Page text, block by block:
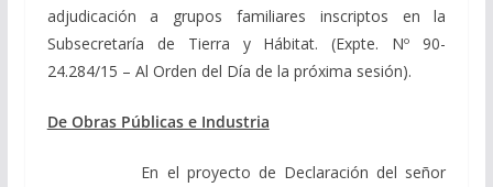
adjudicación a grupos familiares inscriptos en la
Subsecretaría de Tierra y Hábitat. (Expte. Nº 90-
24.284/15 – Al Orden del Día de la próxima sesión).
De Obras Públicas e Industria
En el proyecto de Declaración del señor